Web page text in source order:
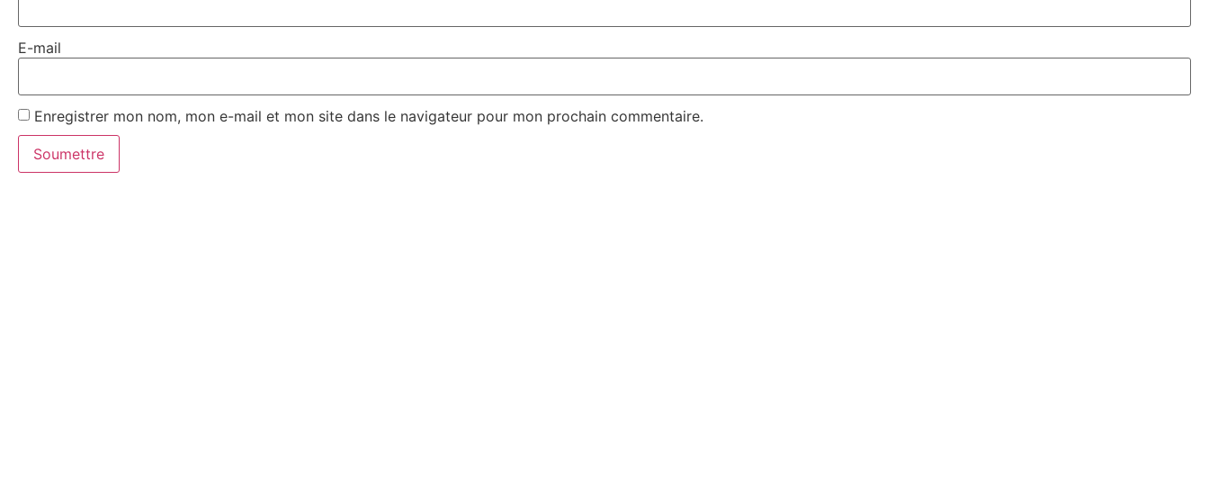
E-mail
Enregistrer mon nom, mon e-mail et mon site dans le navigateur pour mon prochain commentaire.